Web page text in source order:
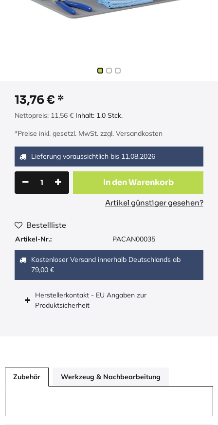
13,76€
Nettopreis: 11,56 € Inhalt: 1.0 Stck.
*Preise inkl. gesetzl. MwSt. zzgl. Versandkosten
Lieferung voraussichtlich bis 11.08.2026
In den Warenkorb
Artikel günstiger gesehen?
Bestellliste
Artikel-Nr.: PACAN00035
Kostenloser Versand innerhalb Deutschlands ab
79,00 €
Herstellerkontakt - EU Angaben zur
Produktsicherheit
Zubehör Werkzeug & Nachbearbeitung